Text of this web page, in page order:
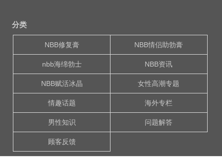
分类
NBB修复膏 NBB情侣助勃膏
nbb海绵勃士 NBB资讯
NBB赋活冰晶 女性高潮专题
情趣话题 海外专栏
男性知识 问题解答
顾客反馈